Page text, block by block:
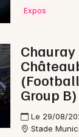
Je m'abonne
Expos
Chauray
Group B)
Le 29/08/
Stade